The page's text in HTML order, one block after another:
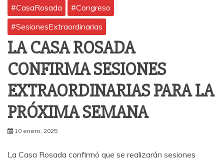
#CasaRosada
#Congreso
#SesionesExtraordinarias
LA CASA ROSADA
CONFIRMA SESIONES
EXTRAORDINARIAS PARA LA
PRÓXIMA SEMANA
10 enero, 2025
La Casa Rosada confirmó que se realizarán sesiones